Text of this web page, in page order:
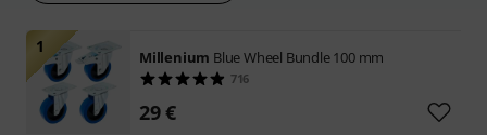
1
Millenium Blue Wheel Bundle 100 mm
716
29 €